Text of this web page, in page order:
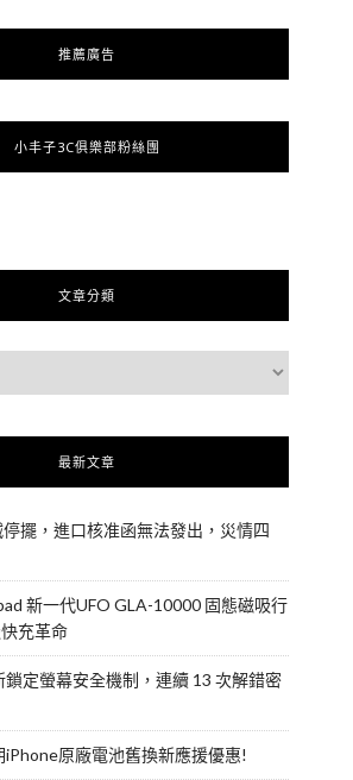
推薦廣告
小丰子3C俱樂部粉絲團
文章分類
最新文章
擺，進口核准函無法發出，災情四
新一代UFO GLA-10000 固態磁吸行
充革命
鎖定螢幕安全機制，連續 13 次解錯密
原廠電池舊換新應援優惠!